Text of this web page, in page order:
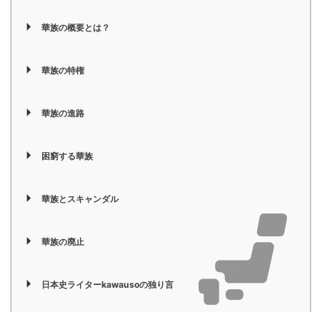
華族の概要とは？
華族の特権
華族の進路
困窮する華族
華族とスキャンダル
華族の廃止
日本史ライターkawausoの独り言